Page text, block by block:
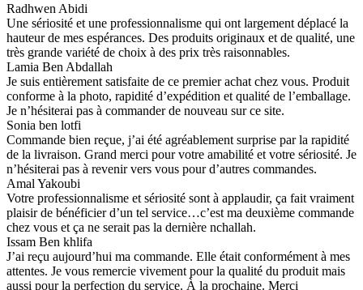
Radhwen Abidi
Une sériosité et une professionnalisme qui ont largement déplacé la
hauteur de mes espérances. Des produits originaux et de qualité, une
très grande variété de choix à des prix très raisonnables.
Lamia Ben Abdallah
Je suis entièrement satisfaite de ce premier achat chez vous. Produit
conforme à la photo, rapidité d’expédition et qualité de l’emballage.
Je n’hésiterai pas à commander de nouveau sur ce site.
Sonia ben lotfi
Commande bien reçue, j’ai été agréablement surprise par la rapidité
de la livraison. Grand merci pour votre amabilité et votre sériosité. Je
n’hésiterai pas à revenir vers vous pour d’autres commandes.
Amal Yakoubi
Votre professionnalisme et sériosité sont à applaudir, ça fait vraiment
plaisir de bénéficier d’un tel service…c’est ma deuxième commande
chez vous et ça ne serait pas la dernière nchallah.
Issam Ben khlifa
J’ai reçu aujourd’hui ma commande. Elle était conformément à mes
attentes. Je vous remercie vivement pour la qualité du produit mais
aussi pour la perfection du service. À la prochaine. Merci